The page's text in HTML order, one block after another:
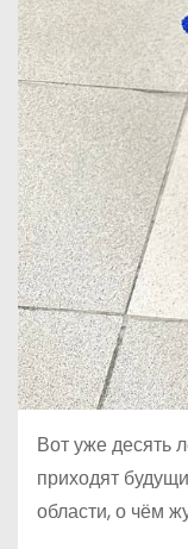
Вот уже десять
приходят
области, о чём